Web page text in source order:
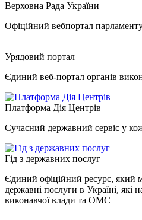
Верховна Рада України
Офіційний вебпортал
Урядовий портал
Єдиний веб-портал органів
Платформа Дія Центрів
Сучасний державний сервіс у
Гід з державних послуг
Єдиний офіційний ресурс, який
державні послуги в Україні, які
виконавчої влади та ОМС